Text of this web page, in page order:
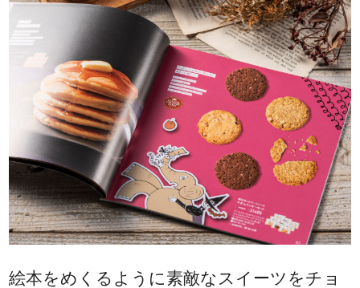
絵本をめくるように素敵なスイーツをチョ